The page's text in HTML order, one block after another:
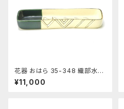
花器 おはら 35-348 織部水盤
花瓶 フラワーベース 水盤
¥11,000